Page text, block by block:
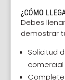
¿CÓMO
Debes
demostrar
Solicitud
comercial
Complete